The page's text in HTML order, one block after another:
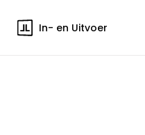
In- en Uitvoer